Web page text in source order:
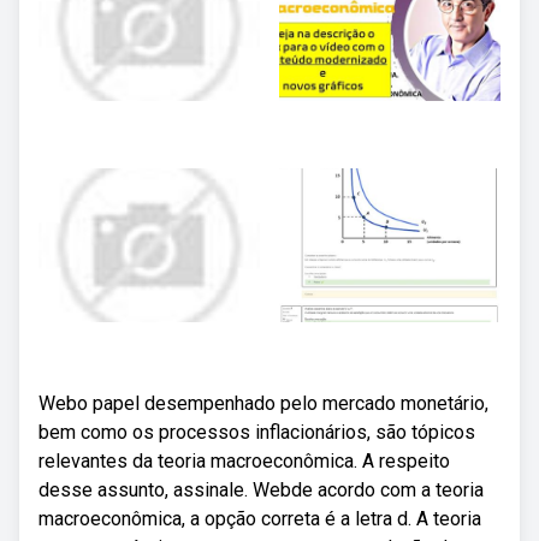
Webo papel desempenhado pelo mercado monetário,
bem como os processos inflacionários, são tópicos
relevantes da teoria macroeconômica. A respeito
desse assunto, assinale. Webde acordo com a teoria
macroeconômica, a opção correta é a letra d. A teoria